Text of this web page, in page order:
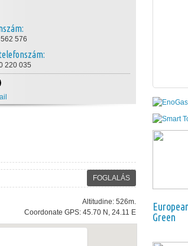
576
220 035
FOGLALÁS
Altitudine: 526m.
Coordonate GPS: 45.70 N, 24.11 E
Green